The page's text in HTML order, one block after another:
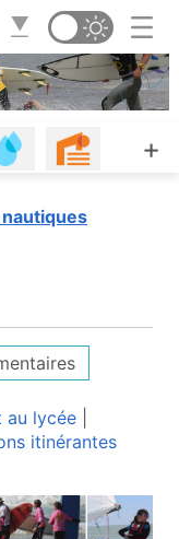
Changer de
déchetsEau potable, eau
+
au lycée|
itinérantes